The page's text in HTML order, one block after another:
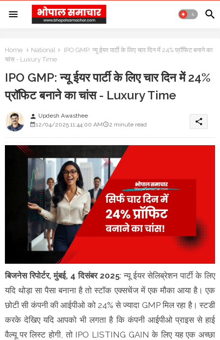
Home National
IPO GMP: न्यू ईयर पार्टी के लिए चार दिन में 24% प्रॉफिट बनाने का
चांस - Luxury Time
IPO GMP: न्यू ईयर पार्टी के लिए चार दिन में 24%
प्रॉफिट बनाने का चांस - Luxury Time
person Updesh Awasthee
12/04/2025 11:44:00 AM
2 minute read share
बिजनेस रिपोर्टर, मुंबई, 4 दिसंबर 2025: न्यू ईयर सेलिब्रेशन पार्टी के लिए
यदि थोड़ा सा पैसा बनाना है तो स्टॉक एक्सचेंज में एक मौका आया है। एक
छोटी सी कंपनी की आईपीओ को 24% से ज्यादा GMP मिल रहा है। स्टडी
करके देखिए यदि आपको भी लगता है कि कंपनी आईपीओ प्राइस से हाई
वैल्यू पर लिस्ट होगी, तो IPO LISTING GAIN के लिए यह एक अच्छा